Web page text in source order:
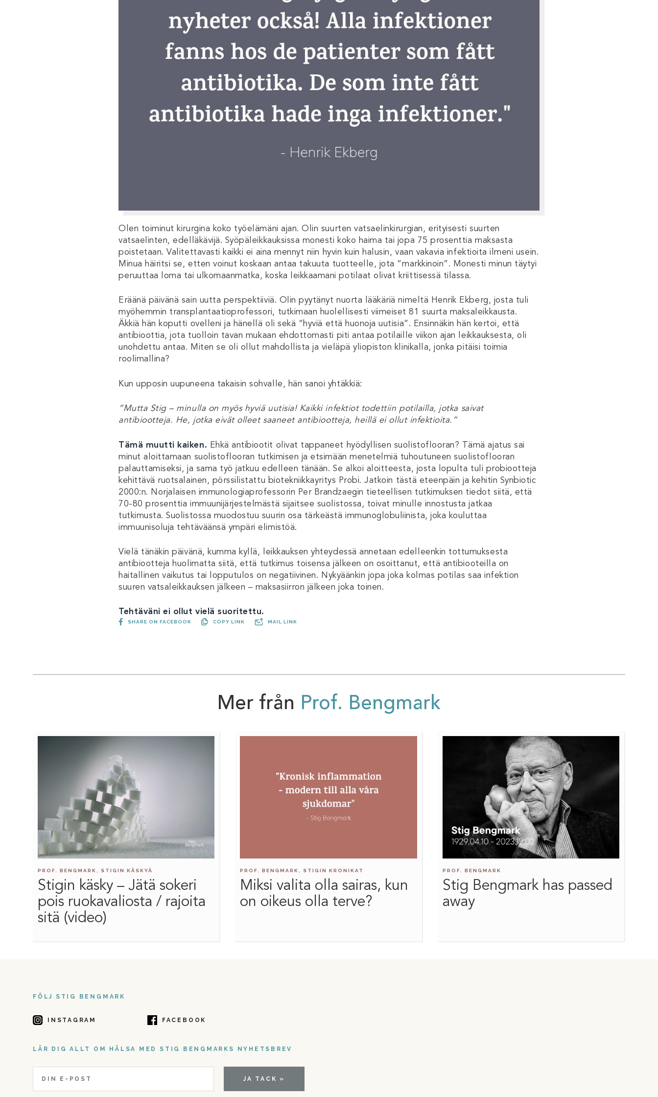
Olen toiminut kirurgina koko työelämäni ajan. Olin suurten vatsaelinkirurgian, erityisesti suurten
vatsaelinten, edelläkävijä. Syöpäleikkauksissa monesti koko haima tai jopa 75 prosenttia maksasta
poistetaan. Valitettavasti kaikki ei aina mennyt niin hyvin kuin halusin, vaan vakavia infektioita ilmeni usein.
Minua häiritsi se, etten voinut koskaan antaa takuuta tuotteelle, jota ”markkinoin”. Monesti minun täytyi
peruuttaa loma tai ulkomaanmatka, koska leikkaamani potilaat olivat kriittisessä tilassa.
Eräänä päivänä sain uutta perspektiiviä. Olin pyytänyt nuorta lääkäriä nimeltä Henrik Ekberg, josta tuli
myöhemmin transplantaatioprofessori, tutkimaan huolellisesti viimeiset 81 suurta maksaleikkausta.
Äkkiä hän koputti ovelleni ja hänellä oli sekä “hyviä että huonoja uutisia”. Ensinnäkin hän kertoi, että
antibioottia, jota tuolloin tavan mukaan ehdottomasti piti antaa potilaille viikon ajan leikkauksesta, oli
unohdettu antaa. Miten se oli ollut mahdollista ja vieläpä yliopiston klinikalla, jonka pitäisi toimia
roolimallina?
Kun upposin uupuneena takaisin sohvalle, hän sanoi yhtäkkiä:
”Mutta Stig – minulla on myös hyviä uutisia! Kaikki infektiot todettiin potilailla, jotka saivat
antibiootteja. He, jotka eivät olleet saaneet antibiootteja, heillä ei ollut infektioita.”
Tämä muutti kaiken. Ehkä antibiootit olivat tappaneet hyödyllisen suolistoflooran? Tämä ajatus sai
minut aloittamaan suolistoflooran tutkimisen ja etsimään menetelmiä tuhoutuneen suolistoflooran
palauttamiseksi, ja sama työ jatkuu edelleen tänään. Se alkoi aloitteesta, josta lopulta tuli probiootteja
kehittävä ruotsalainen, pörssilistattu biotekniikkayritys Probi. Jatkoin tästä eteenpäin ja kehitin Synbiotic
2000:n. Norjalaisen immunologiaprofessorin Per Brandzaegin tieteellisen tutkimuksen tiedot siitä, että
70-80 prosenttia immuunijärjestelmästä sijaitsee suolistossa, toivat minulle innostusta jatkaa
tutkimusta. Suolistossa muodostuu suurin osa tärkeästä immunoglobuliinista, joka kouluttaa
immuunisoluja tehtäväänsä ympäri elimistöä.
Vielä tänäkin päivänä, kumma kyllä, leikkauksen yhteydessä annetaan edelleenkin tottumuksesta
antibiootteja huolimatta siitä, että tutkimus toisensa jälkeen on osoittanut, että antibiooteilla on
haitallinen vaikutus tai lopputulos on negatiivinen. Nykyäänkin jopa joka kolmas potilas saa infektion
suuren vatsaleikkauksen jälkeen – maksasiirron jälkeen joka toinen.
Tehtäväni ei ollut vielä suoritettu.
SHARE ON FACEBOOK COPY LINK MAIL LINK
Mer från Prof. Bengmark
PROF. BENGMARK, STIGIN KÄSKYÄ
Stigin käsky – Jätä sokeri
pois ruokavaliosta / rajoita
sitä (video)
PROF. BENGMARK, STIGIN KRONIKAT
Miksi valita olla sairas, kun
on oikeus olla terve?
PROF. BENGMARK
Stig Bengmark has passed
away
FÖLJ STIG BENGMARK
INSTAGRAM FACEBOOK
LÄR DIG ALLT OM HÄLSA MED STIG BENGMARKS NYHETSBREV
JA TACK »